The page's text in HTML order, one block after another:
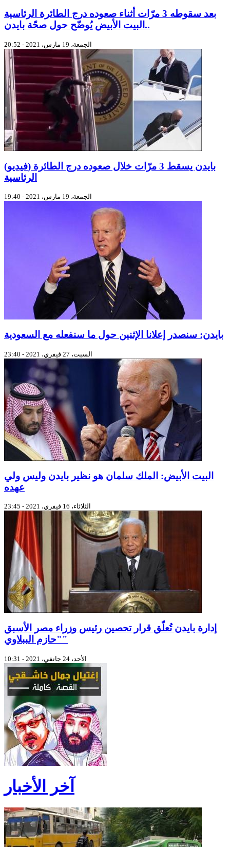
بعد سقوطه 3 مرّات أثناء صعوده درج الطائرة الرئاسية
..البيت الأبيض يُوضّح حول صحّة بايدن
الجمعة، 19 مارس، 2021 - 20:52
(فيديو) بايدن يسقط 3 مرّات خلال صعوده درج الطائرة
الرئاسية
الجمعة، 19 مارس، 2021 - 19:40
بايدن: سنصدر إعلانا الإثنين حول ما سنفعله مع السعودية
السبت، 27 فيفري، 2021 - 23:40
البيت الأبيض: الملك سلمان هو نظير بايدن وليس ولي
عهده
الثلاثاء، 16 فيفري، 2021 - 23:45
إدارة بايدن تُعلّق قرار تحصين رئيس وزراء مصر الأسبق
"حازم الببلاوي"
الأحد، 24 جانفي، 2021 - 10:31
آخر الأخبار